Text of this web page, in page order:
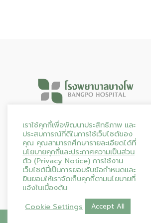
Hours & Info
95 ถนน ประชาราษฎร์ สาย 2 แขวงบา
กรุงเทพมหานคร 10800
โทร. 02-587-0144
เปิดให้บริการตลอด 24 ชั่วโมง
เราใช้คุกกี้เพื่อพัฒนาประสิทธิภาพ และ
ประสบการณ์ที่ดีในการใช้เว็บไซต์ของ
คุณ คุณสามารถศึกษารายละเอียดได้ที่
นโยบายคุกกี้และประกาศความเป็นส่วน
ตัว (Privacy Notice) การใช้งาน
เว็บไซต์นี้เป็นการยอมรับข้อกำหนดและ
ยินยอมให้เราจัดเก็บคุกกี้ตามนโยบายที่
แจ้งในเบื้องต้น
Cookie Settings
Accept All